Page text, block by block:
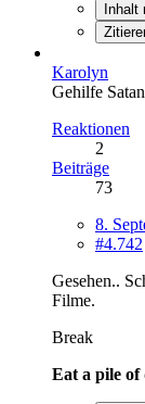
Inhalt
Karolyn
Gehilfe
Reaktionen
2
Beiträge
73
8.
#4.742
Gesehen..
Filme.
Break
Eat a pile of